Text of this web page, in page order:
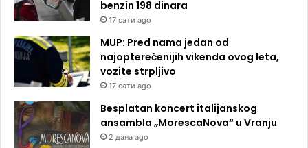
benzin 198 dinara
17 сати ago
MUP: Pred nama jedan od
najopterećenijih vikenda ovog leta,
vozite strpljivo
17 сати ago
Besplatan koncert italijanskog
ansambla „MorescaNova“ u Vranju
2 дана ago